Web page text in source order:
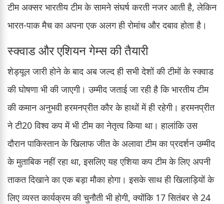
टीम अक्सर भारतीय टीम के सामने संघर्ष करती नजर आती है, लेकिन
भारत-पाक मैच का अपना एक अलग ही रोमांच और दबाव होता है।
स्क्वाड और एशियन गेम्स की तैयारी
शेड्यूल जारी होने के बाद अब जल्द ही सभी देशों की टीमों के स्क्वाड
की घोषणा भी की जाएगी। उम्मीद जताई जा रही है कि भारतीय टीम
की कमान अनुभवी हरमनप्रीत कौर के हाथों में ही रहेगी। हरमनप्रीत
ने टी20 विश्व कप में भी टीम का नेतृत्व किया था। हालांकि उस
दौरान पाकिस्तान के खिलाफ जीत के अलावा टीम का प्रदर्शन उम्मीद
के मुताबिक नहीं रहा था, इसलिए यह एशिया कप टीम के लिए अपनी
ताकत दिखाने का एक बड़ा मौका होगा। इसके साथ ही खिलाड़ियों के
लिए व्यस्त कार्यक्रम की चुनौती भी होगी, क्योंकि 17 सितंबर से 24